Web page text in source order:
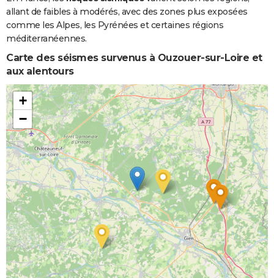
allant de faibles à modérés, avec des zones plus exposées
comme les Alpes, les Pyrénées et certaines régions
méditerranéennes.
Carte des séismes survenus à Ouzouer-sur-Loire et
aux alentours
+
−